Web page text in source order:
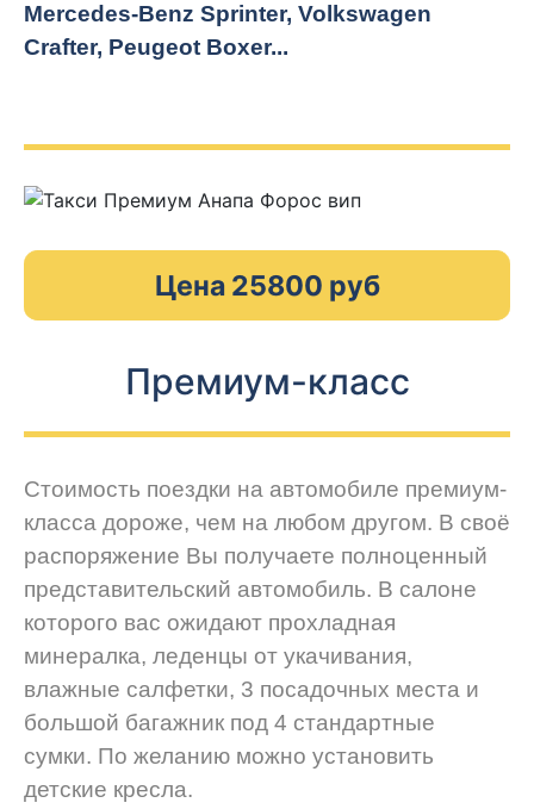
Mercedes-Benz Sprinter, Volkswagen
Crafter, Peugeot Boxer...
Цена 25800 руб
Премиум-класс
Стоимость поездки на автомобиле премиум-
класса дороже, чем на любом другом. В своё
распоряжение Вы получаете полноценный
представительский автомобиль. В салоне
которого вас ожидают прохладная
минералка, леденцы от укачивания,
влажные салфетки, 3 посадочных места и
большой багажник под 4 стандартные
сумки. По желанию можно установить
детские кресла.